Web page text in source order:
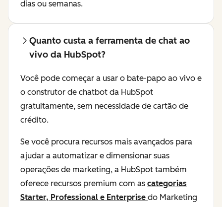
dias ou semanas.
Quanto custa a ferramenta de chat ao
vivo da HubSpot?
Você pode começar a usar o bate-papo ao vivo e
o construtor de chatbot da HubSpot
gratuitamente, sem necessidade de cartão de
crédito.
Se você procura recursos mais avançados para
ajudar a automatizar e dimensionar suas
operações de marketing, a HubSpot também
oferece recursos premium com as categorias
Starter, Professional e Enterprise do Marketing